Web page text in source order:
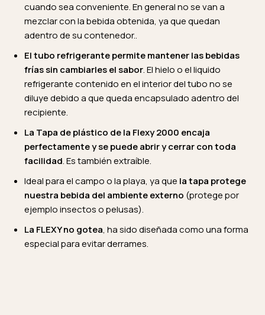
cuando sea conveniente. En general no se van a
mezclar con la bebida obtenida, ya que quedan
adentro de su contenedor..
El tubo refrigerante permite mantener las bebidas
frías sin cambiarles el sabor. El hielo o el liquido
refrigerante contenido en el interior del tubo no se
diluye debido a que queda encapsulado adentro del
recipiente.
La Tapa de plástico de la Flexy 2000 encaja
perfectamente y se puede abrir y cerrar con toda
facilidad. Es también extraíble.
Ideal para el campo o la playa, ya que la tapa protege
nuestra bebida del ambiente externo (protege por
ejemplo insectos o pelusas).
La FLEXY no gotea, ha sido diseñada como una forma
especial para evitar derrames.